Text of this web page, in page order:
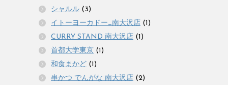
シャルル (3)
イトーヨーカドー_南大沢店 (1)
CURRY STAND 南大沢店 (1)
首都大学東京 (1)
和食まかど (1)
串かつ でんがな 南大沢店 (2)